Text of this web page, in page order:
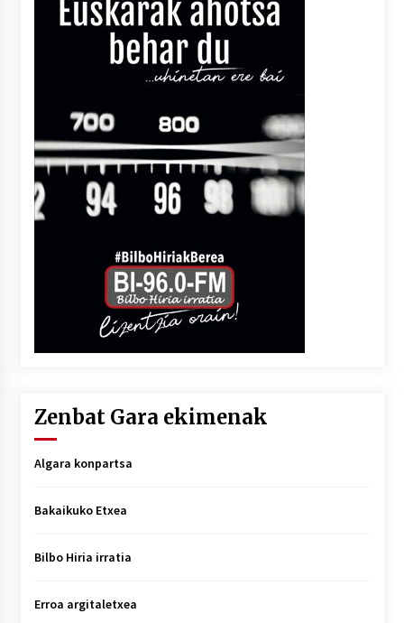
Zenbat Gara ekimenak
Algara konpartsa
Bakaikuko Etxea
Bilbo Hiria irratia
Erroa argitaletxea